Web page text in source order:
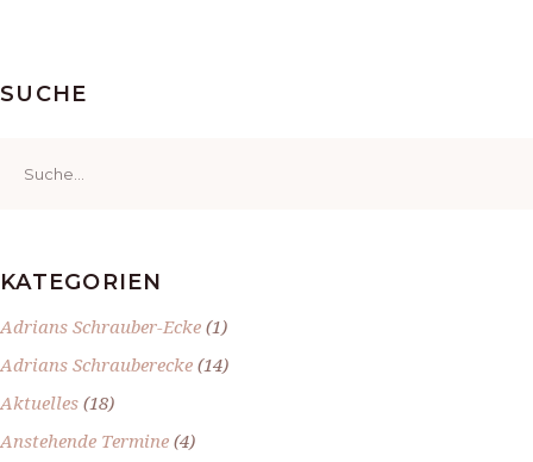
SUCHE
for:
KATEGORIEN
Adrians Schrauber-Ecke (1)
Adrians Schrauberecke (14)
Aktuelles (18)
Anstehende Termine (4)